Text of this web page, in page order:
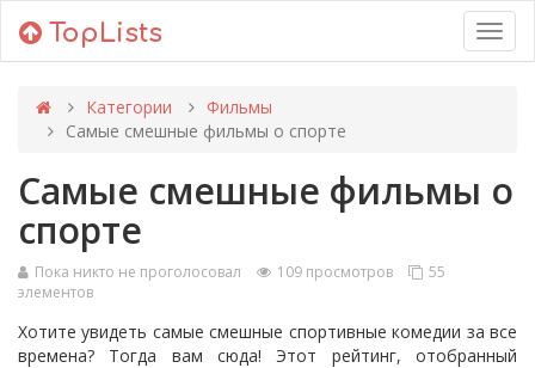
TopLists
Категории
Фильмы
Самые смешные фильмы о спорте
Самые смешные фильмы о
спорте
Пока никто не проголосовал 109 просмотров
55
элементов
Хотите увидеть самые смешные спортивные комедии за все
времена? Тогда вам сюда! Этот рейтинг, отобранный